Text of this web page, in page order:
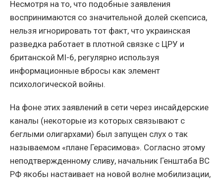
Несмотря на то, что подобные заявления
воспринимаются со значительной долей скепсиса,
нельзя игнорировать тот факт, что украинская
разведка работает в плотной связке с ЦРУ и
британской MI-6, регулярно используя
информационные вбросы как элемент
психологической войны.
На фоне этих заявлений в сети через инсайдерские
каналы (некоторые из которых связывают с
беглыми олигархами) был запущен слух о так
называемом «плане Герасимова». Согласно этому
неподтвержденному сливу, начальник Генштаба ВС
РФ якобы настаивает на новой волне мобилизации,